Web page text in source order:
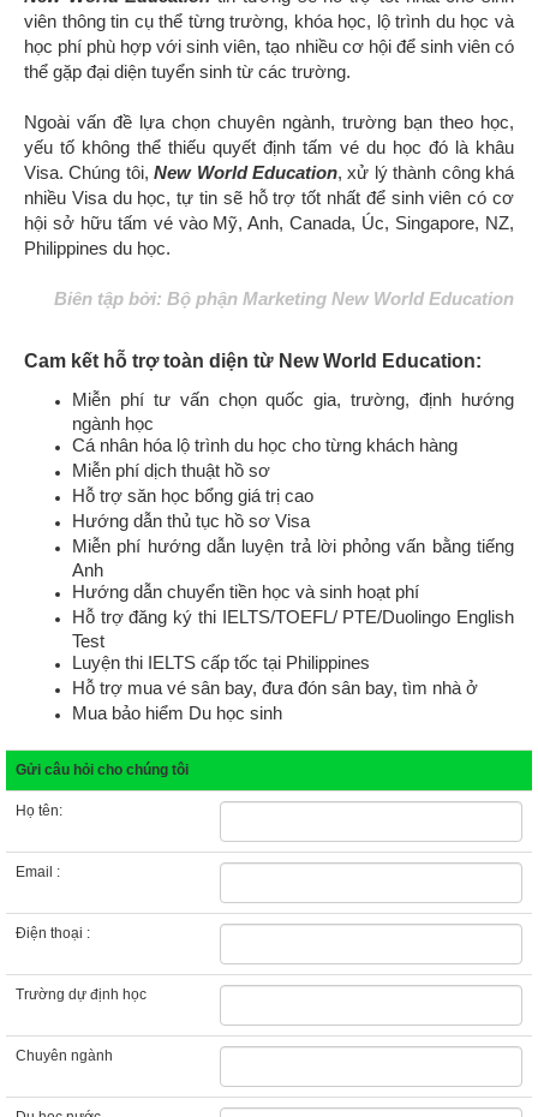
viên thông tin cụ thể từng trường, khóa học, lộ trình du học và
học phí phù hợp với sinh viên, tạo nhiều cơ hội để sinh viên có
thể gặp đại diện tuyển sinh từ các trường.
Ngoài vấn đề lựa chọn chuyên ngành, trường bạn theo học,
yếu tố không thể thiếu quyết định tấm vé du học đó là khâu
Visa. Chúng tôi,New World Education, xử lý thành công khá
nhiều Visa du học, tự tin sẽ hỗ trợ tốt nhất để sinh viên có cơ
hội sở hữu tấm vé vào Mỹ, Anh, Canada, Úc, Singapore, NZ,
Philippines du học.
Biên tập bởi: Bộ phận Marketing New World Education
Cam kết hỗ trợ toàn diện từ New World Education:
Miễn phí tư vấn chọn quốc gia, trường, định hướng
ngành học
Cá nhân hóa lộ trình du học cho từng khách hàng
Miễn phí dịch thuật hồ sơ
Hỗ trợ săn học bổng giá trị cao
Hướng dẫn thủ tục hồ sơ Visa
Miễn phí hướng dẫn luyện trả lời phỏng vấn bằng tiếng
Anh
Hướng dẫn chuyển tiền học và sinh hoạt phí
Hỗ trợ đăng ký thi IELTS/TOEFL/ PTE/Duolingo English
Test
Luyện thi IELTS cấp tốc tại Philippines
Hỗ trợ mua vé sân bay, đưa đón sân bay, tìm nhà ở
Mua bảo hiểm Du học sinh
Gửi câu hỏi cho chúng tôi
Họ tên:
Email :
Điện thoại :
Trường dự định học
Chuyên ngành